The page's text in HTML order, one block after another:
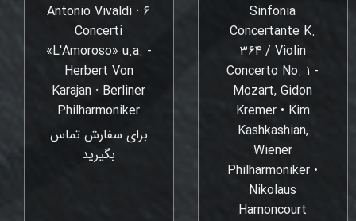
Sinfonia
Concertante K.
364 / Violin
Concerto No. 1 -
Mozart, Gidon
Kremer • Kim
Kashkashian,
Wiener
Philharmoniker •
Nikolaus
Harnoncourt
Antonio Vivaldi ⸱ 6
Concerti
«L'Amoroso» u.a. -
Herbert Von
Karajan ⸱ Berliner
Philharmoniker
برای سفارش تماس
بگیرید